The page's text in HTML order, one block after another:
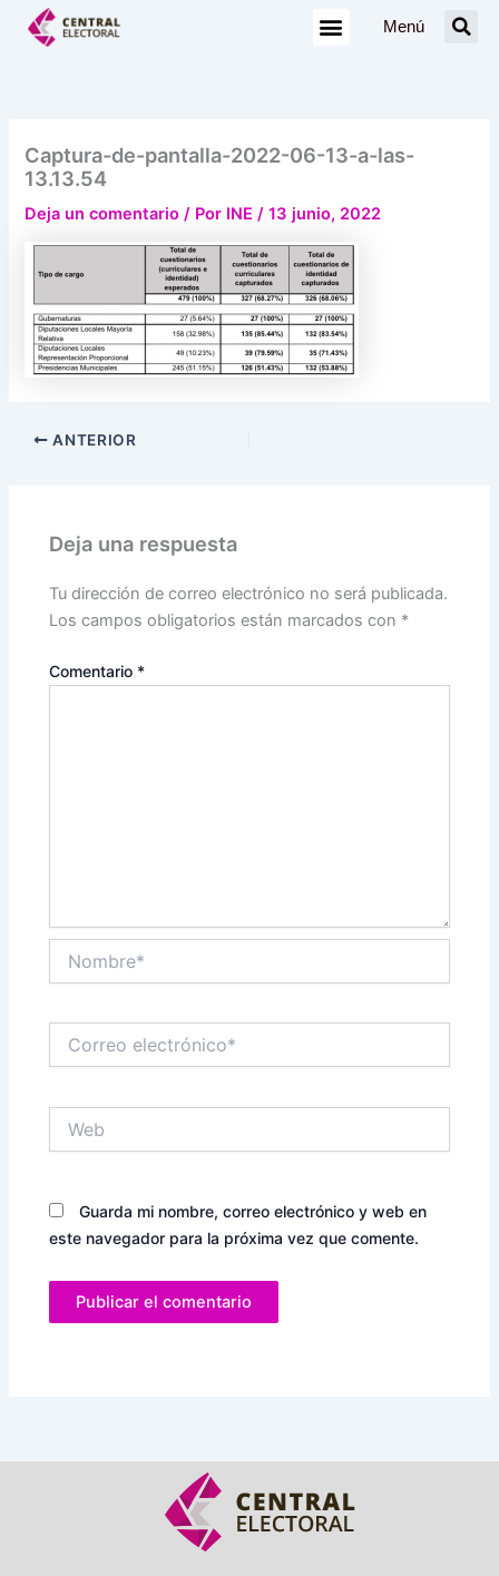
Menú
Captura-de-pantalla-2022-06-13-a-las-
13.13.54
Deja un comentario / Por INE/13 junio, 2022
ANTERIOR
Deja una respuesta
Tu dirección de correo electrónico no será publicada.
Los campos obligatorios están marcados con *
Comentario *
electrónico*
Guarda mi nombre, correo electrónico y web en
este navegador para la próxima vez que comente.